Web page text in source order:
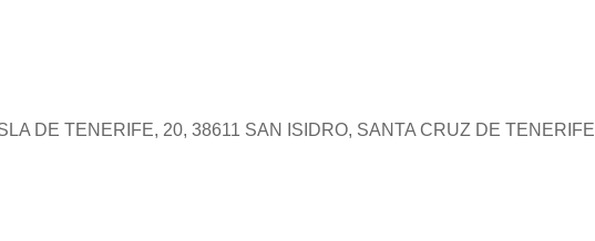
DE TENERIFE, 20, 38611 SAN ISIDRO, SANTA CRUZ DE TENERIFE